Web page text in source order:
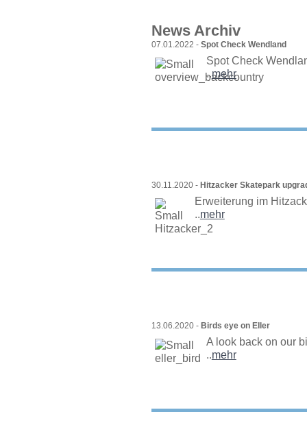
News Archiv
07.01.2022 - Spot Check Wendland
Spot Check
..mehr
30.11.2020 - Hitzacker Skatepark
Erweiterung im
..mehr
13.06.2020 - Birds eye on Eller
A look back on our
..mehr